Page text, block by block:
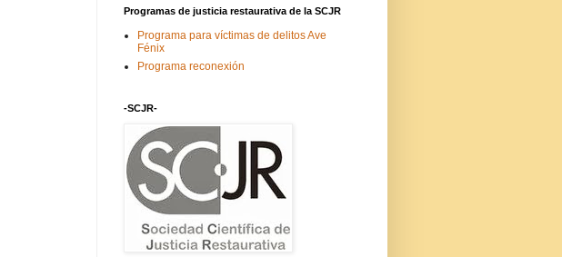
Programas de justicia restaurativa de la SCJR
Programa para víctimas de delitos Ave
Fénix
Programa reconexión
-SCJR-